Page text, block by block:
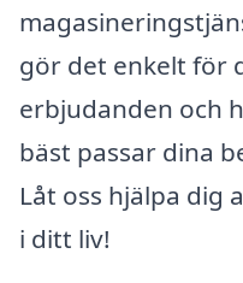
gör det enkelt för
erbjudanden och
bäst passar dina
Låt oss hjälpa dig
i ditt liv!